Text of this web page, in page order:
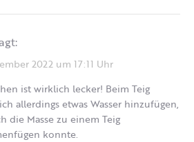
2022 um 17:11 Uhr
ist wirklich lecker! Beim Teig
allerdings etwas Wasser hinzufügen,
die Masse zu einem Teig
konnte.